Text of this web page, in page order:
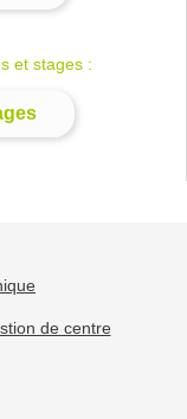
de centre
et stages :